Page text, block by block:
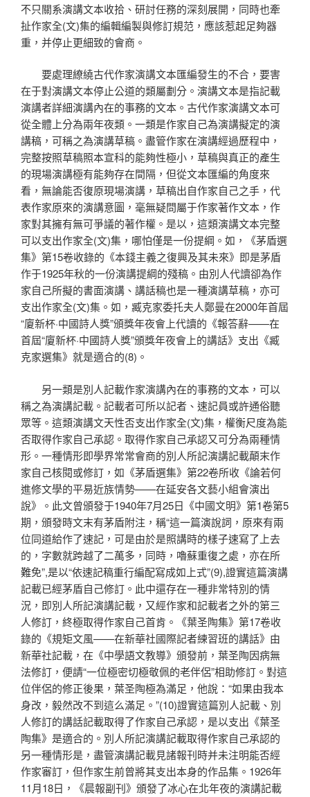
不只關系演講文本收拾、研討任務的深刻展開，同時也牽
扯作家全(文)集的編輯編製與修訂規范，應該惹起足夠器
重，并停止更細致的會商。
要處理繚繞古代作家演講文本匯編發生的不合，要害
在于對演講文本停止公道的類屬劃分。演講文本是指記載
演講者詳細演講內在的事務的文本。古代作家演講文本可
從全體上分為兩年夜類。一類是作家自己為演講擬定的演
講稿，可稱之為演講草稿。盡管作家在演講經過歷程中，
完整按照草稿照本宣科的能夠性極小，草稿與真正的產生
的現場演講極有能夠存在間隔，但從文本匯編的角度來
看，無論能否復原現場演講，草稿出自作家自己之手，代
表作家原來的演講意圖，毫無疑問屬于作家著作文本，作
家對其擁有無可爭議的著作權。是以，這類演講文本完整
可以支出作家全(文)集，哪怕僅是一份提綱。如，《茅盾選
集》第15卷收錄的《本錢主義之復興及其未來》即是茅盾
作于1925年秋的一份演講提綱的殘稿。由別人代讀卻為作
家自己所擬的書面演講、講話稿也是一種演講草稿，亦可
支出作家全(文)集。如，臧克家委托夫人鄭曼在2000年首屆
“廈新杯·中國詩人獎”頒獎年夜會上代讀的《報答辭——在
首屆“廈新杯·中國詩人獎”頒獎年夜會上的講話》支出《臧
克家選集》就是適合的(8)。
另一類是別人記載作家演講內在的事務的文本，可以
稱之為演講記載。記載者可所以記者、速記員或許通俗聽
眾等。這類演講文天性否支出作家全(文)集，權衡尺度為能
否取得作家自己承認。取得作家自己承認又可分為兩種情
形。一種情形即學界常常會商的別人所記演講記載顛末作
家自己核閱或修訂，如《茅盾選集》第22卷所收《論若何
進修文學的平易近族情勢——在延安各文藝小組會演出
說》。此文曾頒發于1940年7月25日《中國文明》第1卷第5
期，頒發時文末有茅盾附注，稱“這一篇演說詞，原來有兩
位同道給作了速記，可是由於是照講時的樣子速寫了上去
的，字數就跨越了二萬多，同時，嚕蘇重復之處，亦在所
難免”,是以“依速記稿重行編配寫成如上式”(9),證實這篇演講
記載已經茅盾自己修訂。此中還存在一種非常特別的情
況，即別人所記演講記載，又經作家和記載者之外的第三
人修訂，終極取得作家自己首肯。《葉圣陶集》第17卷收
錄的《規矩文風——在新華社國際記者練習班的講話》由
新華社記載，在《中學語文教導》頒發前，葉圣陶因病無
法修訂，便請“一位極密切極敬佩的老伴侶”相助修訂。對這
位伴侶的修正後果，葉圣陶極為滿足，他說：“如果由我本
身改，毅然改不到這么滿足。”(10)證實這篇別人記載、別
人修訂的講話記載取得了作家自己承認，是以支出《葉圣
陶集》是適合的。別人所記演講記載取得作家自己承認的
另一種情形是，盡管演講記載見諸報刊時并未注明能否經
作家審訂，但作家生前曾將其支出本身的作品集。1926年
11月18日，《晨報副刊》頒發了冰心在北年夜的演講記載